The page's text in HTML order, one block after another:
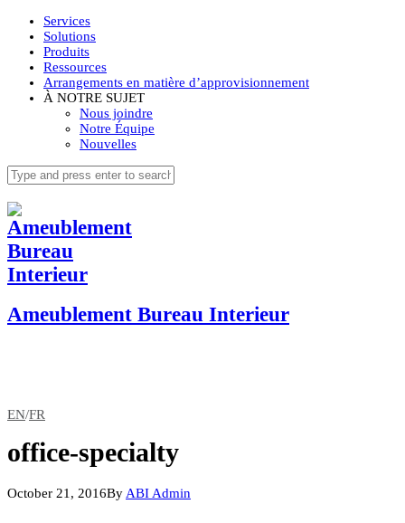
Services
Solutions
Produits
Ressources
Arrangements en matière d’approvisionnement
À NOTRE SUJET
Nous joindre
Notre Équipe
Nouvelles
Ameublement Bureau Interieur
EN/FR
office-specialty
October 21, 2016By ABI Admin